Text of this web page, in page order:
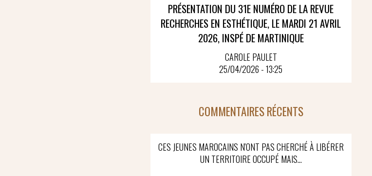
PRÉSENTATION DU 31E NUMÉRO DE LA REVUE
RECHERCHES EN ESTHÉTIQUE, LE MARDI 21 AVRIL
2026, INSPÉ DE MARTINIQUE
CAROLE PAULET
25/04/2026 - 13:25
COMMENTAIRES RÉCENTS
CES JEUNES MAROCAINS N'ONT PAS CHERCHÉ À LIBÉRER
UN TERRITOIRE OCCUPÉ MAIS...